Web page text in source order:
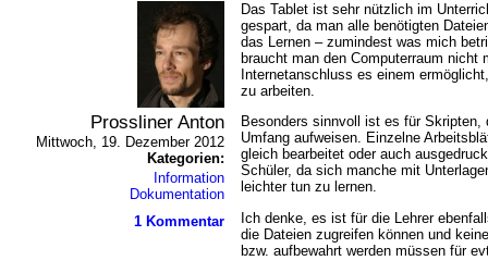
Prossliner Anton
Mittwoch, 19. Dezember 2012
Kategorien:
Information
Dokumentation
1 Kommentar
Das Tablet ist sehr nützlich im
gespart, da man alle benötigten
das Lernen – zumindest was mich
braucht man den Computerraum nicht
Internetanschluss es einem
zu arbeiten.
Besonders sinnvoll ist es für Skripten,
Umfang aufweisen. Einzelne
gleich bearbeitet oder auch
Schüler, da sich manche mit
leichter tun zu lernen.
Ich denke, es ist für die Lehrer
die Dateien zugreifen können und
bzw. aufbewahrt werden müssen für